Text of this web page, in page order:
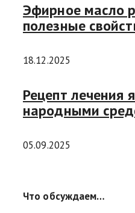
Эфирное масло
полезные
18.12.2025
Рецепт лечения
народными
05.09.2025
Что обсуждаем…